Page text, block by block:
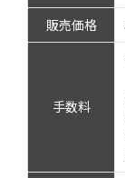
販売価格
手数料